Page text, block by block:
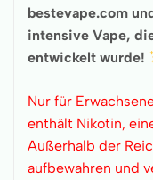
bestevape.com
intensive Vape,
entwickelt wurde!
Nur für
enthält Nikotin,
Außerhalb der
aufbewahren und